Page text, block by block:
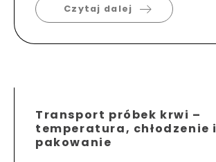
Czytaj dalej
Transport próbek krwi –
temperatura, chłodzenie i
pakowanie